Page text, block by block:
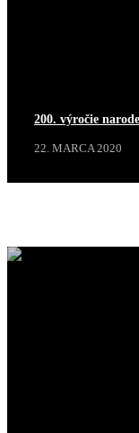
200. výročie
22. MARCA 2020